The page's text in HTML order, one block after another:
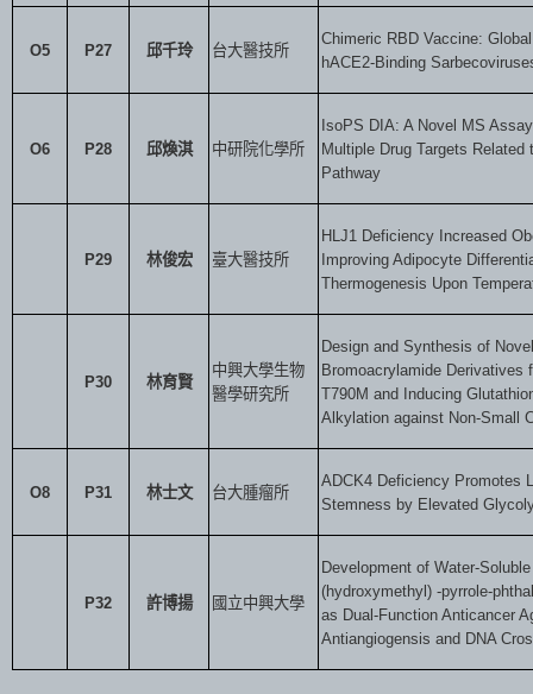
O5 P27 邱千玲 台大醫技所
Chimeric RBD Vaccine:
hACE2-Binding
O6 P28 邱煥淇 中研院化學所
IsoPS DIA: A Novel MS
Multiple Drug Targets
Pathway
P29 林俊宏 臺大醫技所
HLJ1 Deficiency Increased
Improving Adipocyte
Thermogenesis Upon
P30 林育賢
中興大學生物
醫學研究所
Design and Synthesis of
Bromoacrylamide Derivatives
T790M and Inducing
Alkylation against Non-Small
O8 P31 林士文 台大腫瘤所
ADCK4 Deficiency Promotes
Stemness by Elevated
P32 許博揚 國立中興大學
Development of Water-
(hydroxymethyl) -pyrrole-
as Dual-Function Anticancer
Antiangiogensis and DNA